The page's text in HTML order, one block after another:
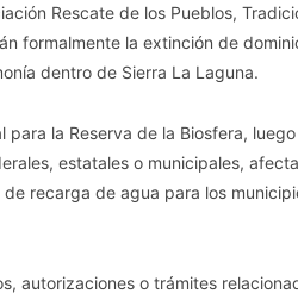
Rescate de los Pueblos,
formalmente la extinción de
dentro de Sierra La Laguna.
la Reserva de la Biosfera,
estatales o municipales,
recarga de agua para los
autorizaciones o trámites